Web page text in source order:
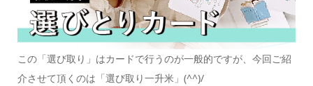
この「選び取り」はカードで行うのが一般的ですが、今回ご紹
介させて頂くのは「選び取り一升米」(^^)/